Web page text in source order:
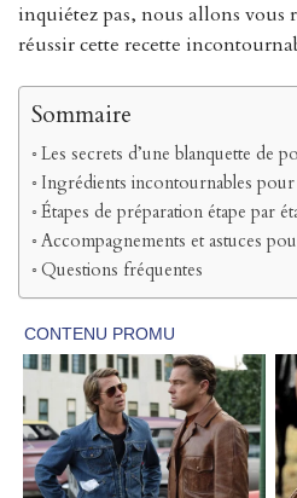
inquiétez pas, nous allons vous
réussir cette recette
Sommaire
Les secrets d’une blanquette de
Ingrédients incontournables
Étapes de préparation étape par
Accompagnements et astuces
Questions fréquentes